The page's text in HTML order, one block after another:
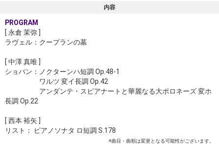
内容
PROGRAM
[ 永倉 茉弥
ラヴェル：クープランの墓
[ 中澤 真唯
ショパン：ノクターンハ短調 Op.48-1
ワルツ 変イ長調 Op.42
アンダンテ・スピアナートと華麗なる大ポロネーズ 変ホ
長調 Op.22
[ 西本 裕矢
リスト： ピアノソナタ ロ短調 S.178
※曲目・曲順は変更となる可能性がございます。